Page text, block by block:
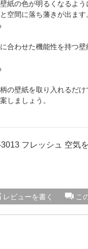
の色が明るくなるよう
空間に落ち藩きが出ます
合わせた機能性を持つ
の壁紙を取り入れるだ
しましょう。
3013 フレッシュ 空気
こ
レビューを書く